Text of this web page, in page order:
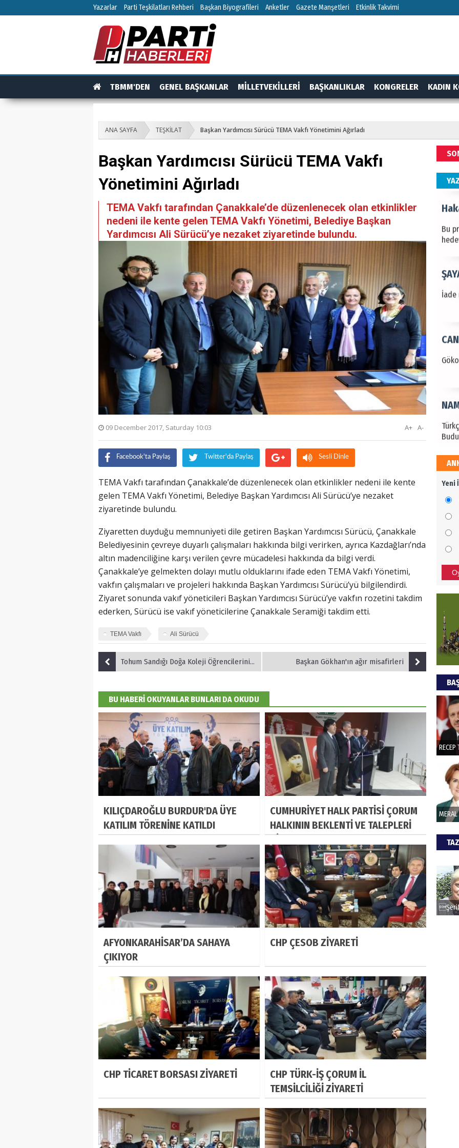
Yazarlar Parti Teşkilatları Rehberi Başkan Biyografileri Anketler Gazete Manşetleri Etkinlik Takvimi
TBMM'DEN GENEL BAŞKANLAR MİLLETVEKİLLERİ BAŞKANLIKLAR KONGRELER KADIN
ANA SAYFA TEŞKİLAT Başkan Yardımcısı Sürücü TEMA Vakfı Yönetimini Ağırladı
Başkan Yardımcısı Sürücü TEMA Vakfı
Yönetimini Ağırladı
TEMA Vakfı tarafından Çanakkale’de düzenlenecek olan etkinlikler
nedeni ile kente gelen TEMA Vakfı Yönetimi, Belediye Başkan
Yardımcısı Ali Sürücü’ye nezaket ziyaretinde bulundu.
09 December 2017, Saturday 10:03 A-
A+
Facebook'ta Paylaş Twitter'da Paylaş Sesli Dinle
TEMA Vakfı tarafından Çanakkale’de düzenlenecek olan etkinlikler nedeni ile kente
gelen TEMA Vakfı Yönetimi, Belediye Başkan Yardımcısı Ali Sürücü’ye nezaket
ziyaretinde bulundu.
Ziyaretten duyduğu memnuniyeti dile getiren Başkan Yardımcısı Sürücü, Çanakkale
Belediyesinin çevreye duyarlı çalışmaları hakkında bilgi verirken, ayrıca Kazdağları’nda
altın madenciliğine karşı verilen çevre mücadelesi hakkında da bilgi verdi.
Çanakkale’ye gelmekten dolayı mutlu olduklarını ifade eden TEMA Vakfı Yönetimi,
vakfın çalışmaları ve projeleri hakkında Başkan Yardımcısı Sürücü’yü bilgilendirdi.
Ziyaret sonunda vakıf yöneticileri Başkan Yardımcısı Sürücü’ye vakfın rozetini takdim
ederken, Sürücü ise vakıf yöneticilerine Çanakkale Seramiği takdim etti.
TEMA Vakfı Ali Sürücü
Tohum Sandığı Doğa Koleji Öğrencilerini Ağırladı Başkan Gökhan'ın ağır misafirleri
BU HABERİ OKUYANLAR BUNLARI DA OKUDU
KILIÇDAROĞLU BURDUR'DA ÜYE
KATILIM TÖRENİNE KATILDI
CUMHURİYET HALK PARTİSİ ÇORUM
HALKININ BEKLENTİ VE TALEPLERİ
AFYONKARAHİSAR’DA SAHAYA
ÇIKIYOR
CHP ÇESOB ZİYARETİ
CHP TİCARET BORSASI ZİYARETİ
CHP TÜRK-İŞ ÇORUM İL
TEMSİLCİLİĞİ ZİYARETİ
ALİ
Bu
İade
Bu
İade
Yeni